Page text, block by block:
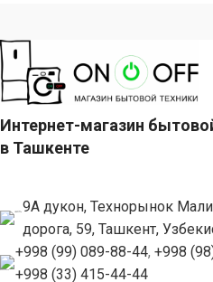
Интернет-магазин
в Ташкенте
9А дукон, Технорынок
дорога, 59, Ташкент,
+998 (99) 089-88-44, +998
+998 (33) 415-44-44